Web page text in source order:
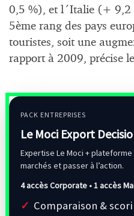
0,5 %), et l´Italie (+ 9,2
5ème rang des pays
touristes, soit une
rapport à 2009, précise
PACK ENTREPRISES
Le Moci Export
Expertise Le Moci +
marchés et passer à l’action.
4 accès Corporate • 1 accès
Comparaison &